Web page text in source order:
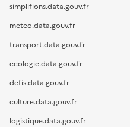
simplifions.data.gouv.fr
meteo.data.gouv.fr
transport.data.gouv.fr
ecologie.data.gouv.fr
defis.data.gouv.fr
culture.data.gouv.fr
logistique.data.gouv.fr